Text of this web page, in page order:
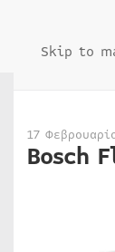
Skip to
17
Bosch